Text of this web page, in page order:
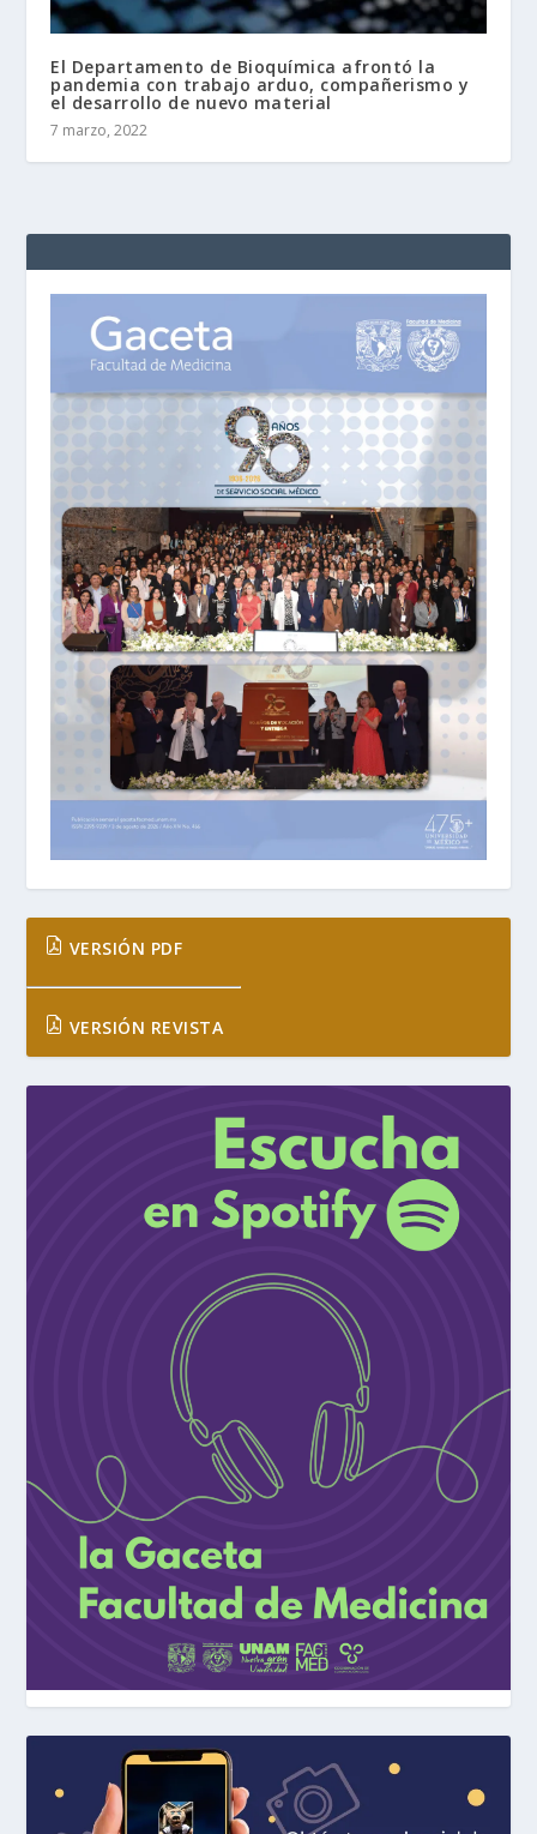
El Departamento de Bioquímica afrontó la
pandemia con trabajo arduo, compañerismo y
el desarrollo de nuevo material
7 marzo, 2022
VERSIÓN PDF
VERSIÓN REVISTA